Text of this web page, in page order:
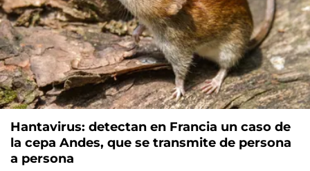
Hantavirus: detectan en Francia un caso de
la cepa Andes, que se transmite de persona
a persona